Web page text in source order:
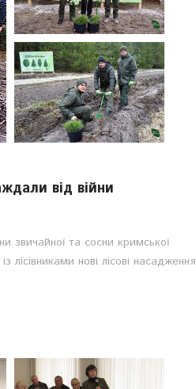
від війни
звичайної та сосни кримської
нові лісові насадження